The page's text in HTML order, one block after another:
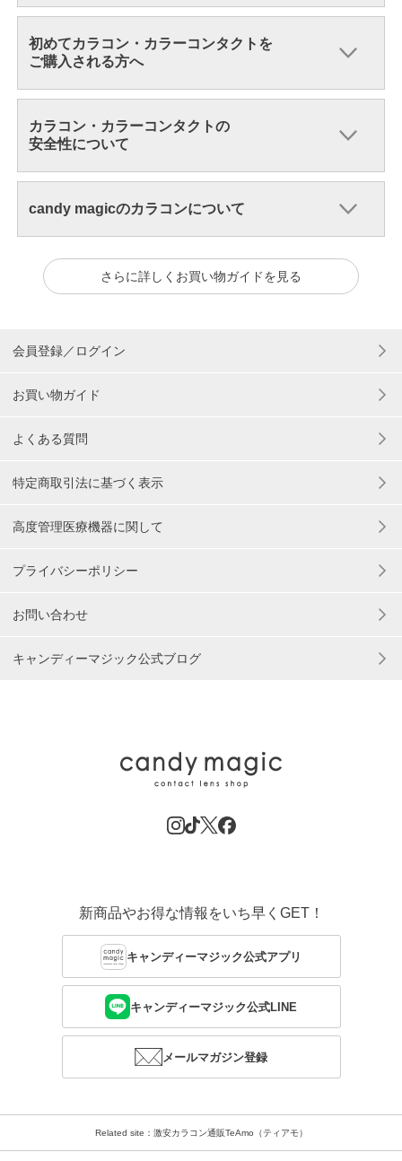
初めてカラコン・カラーコンタクトを
ご購入される方へ
カラコン・カラーコンタクトの
安全性について
candy magicのカラコンについて
さらに詳しくお買い物ガイドを見る
会員登録／ログイン
お買い物ガイド
よくある質問
特定商取引法に基づく表示
高度管理医療機器に関して
プライバシーポリシー
お問い合わせ
キャンディーマジック公式ブログ
新商品やお得な情報をいち早くGET！
キャンディーマジック公式アプリ
キャンディーマジック公式LINE
メールマガジン登録
Related site：激安カラコン通販TeAmo（ティアモ）